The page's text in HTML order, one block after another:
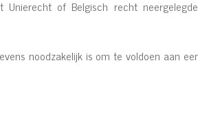
of Belgisch recht
noodzakelijk is om te voldoen aan